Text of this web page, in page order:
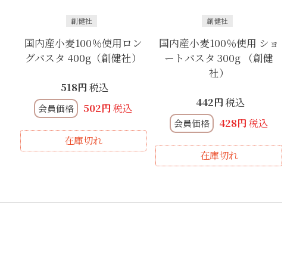
創健社
国内産小麦100％使用ロン
グパスタ 400g（創健社）
518 税込
会員価格 502 税込
在庫切れ
創健社
国内産小麦100％使用 ショ
ートパスタ 300g （創健
社）
442 税込
会員価格 428 税込
在庫切れ